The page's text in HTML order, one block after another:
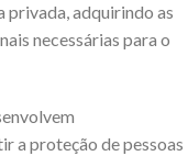
privada, adquirindo as
necessárias para o
a proteção de pessoas